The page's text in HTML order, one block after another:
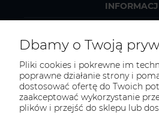
KONTAKT
Zapraszamy do
Dbamy o Twoją
Pliki cookies i pokrewne im
poprawne działanie strony i
dostosować ofertę do Twoich
zaakceptować wykorzystanie
plików i przejść do sklepu lub